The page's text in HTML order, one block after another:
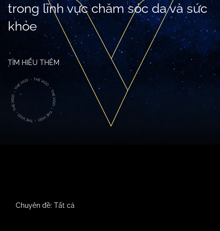
trong lĩnh vực chăm sóc da và sức
khỏe
TÌM HIỂU THÊM